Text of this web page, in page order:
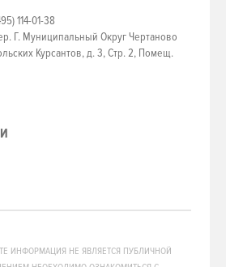
114-01-38
Г. Муниципальный Округ Чертаново
Курсантов, д. 3, Стр. 2, Помещ.
ИНФОРМАЦИЯ НЕ ЯВЛЯЕТСЯ ПУБЛИЧНОЙ